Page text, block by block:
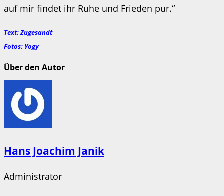
auf mir findet ihr Ruhe und Frieden pur.“
Text: Zugesandt
Fotos: Yogy
Über den Autor
Hans Joachim Janik
Administrator